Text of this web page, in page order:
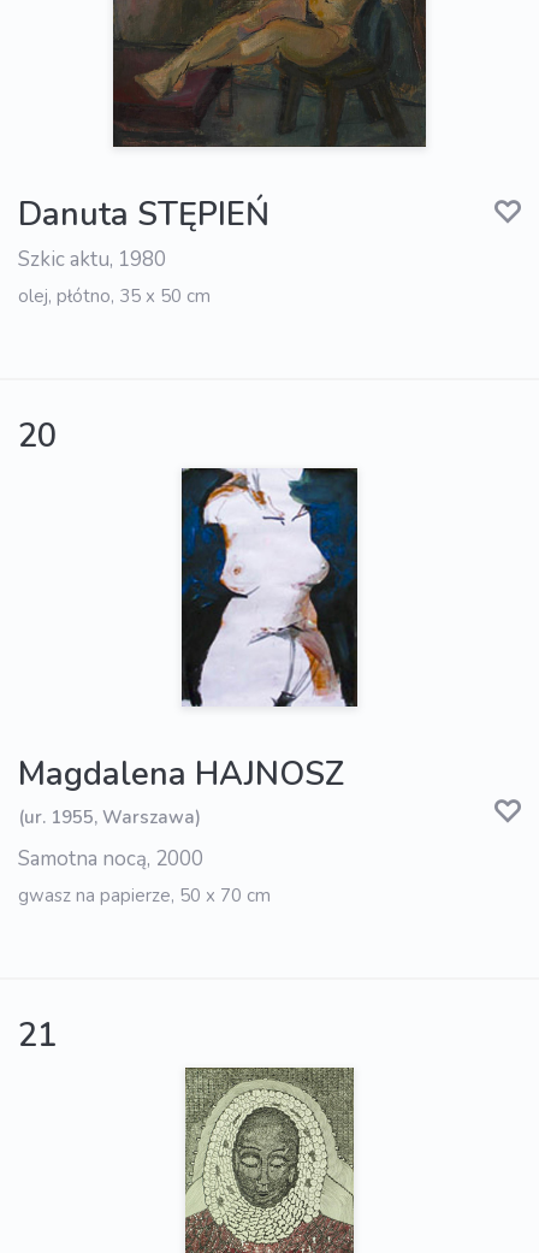
Danuta STĘPIEŃ
Szkic aktu, 1980
olej, płótno, 35 x 50 cm
20
Magdalena HAJNOSZ
(ur. 1955, Warszawa)
Samotna nocą, 2000
gwasz na papierze, 50 x 70 cm
21